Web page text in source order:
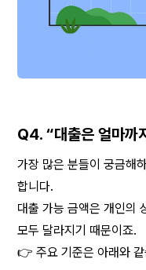
Q4. “대출은 얼마까
가장 많은 분들이 궁금해
합니다.
대출 가능 금액은 개인의
모두 달라지기 때문이죠.
👉 주요 기준은 아래와 같